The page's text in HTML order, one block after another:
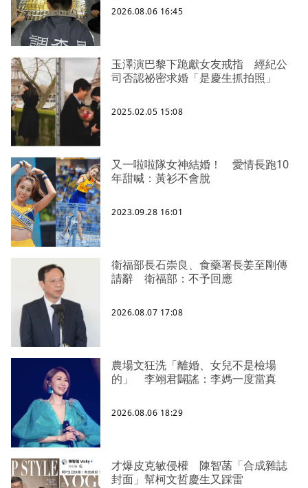
2026.08.06 16:45
玉澤演巴黎下跪獻女友戒指 經紀公
司否認祕密求婚「是慶生抓拍照」
2025.02.05 15:08
又一啦啦隊女神結婚！ 愛情長跑10
年甜喊：黃衫不會脫
2023.09.28 16:01
衛福部長石崇良、食藥署長姜至剛傳
請辭 衛福部：不予回應
2026.08.07 17:08
農場文狂洗「離婚、女兒不是檢場
的」 李翊君闢謠：李媽一度當真
2026.08.06 18:29
才爆皮克敏侵權 陳智菡「合成雜誌
封面」幫柯文哲慶生又踩雷